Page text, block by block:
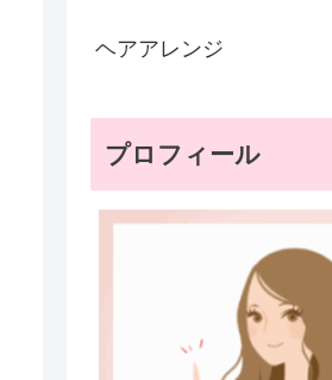
ヘアアレンジ
プロフィール